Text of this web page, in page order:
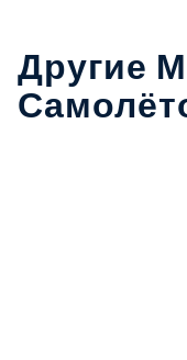
Другие